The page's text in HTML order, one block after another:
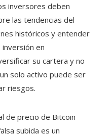
inversores deben
las tendencias del
históricos y entender
en
su cartera y no
solo activo puede ser
riesgos.
de precio de Bitcoin
subida es un